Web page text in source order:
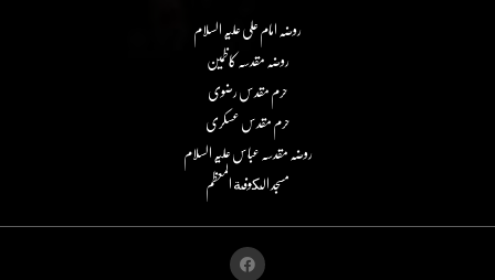
روضہ امام علی علیہ السلام
روضہ مقدسہ کاظمین
حرم مقدس رضوی
حرم مقدس عسکری
روضہ مقدسہ عباس علیہ السلام
مسجد الكوفة المعظم